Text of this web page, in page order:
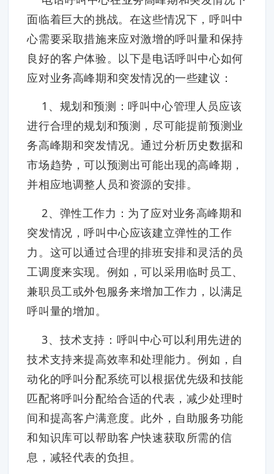
面临着巨大的挑战。在这些情况下，呼叫中
心需要采取措施来应对激增的呼叫量和保持
良好的客户体验。以下是电话呼叫中心如何
应对业务高峰期和突发情况的一些建议：
1、规划和预测：呼叫中心管理人员应该
进行合理的规划和预测，尽可能提前预测业
务高峰期和突发情况。通过分析历史数据和
市场趋势，可以预测出可能出现的高峰期，
并相应地调整人员和资源的安排。
2、弹性工作力：为了应对业务高峰期和
突发情况，呼叫中心应该建立弹性的工作
力。这可以通过合理的排班安排和灵活的员
工调度来实现。例如，可以采用临时员工、
兼职员工或外包服务来增加工作力，以满足
呼叫量的增加。
3、技术支持：呼叫中心可以利用先进的
技术支持来提高效率和处理能力。例如，自
动化的呼叫分配系统可以根据优先级和技能
匹配将呼叫分配给合适的代表，减少处理时
间和提高客户满意度。此外，自助服务功能
和知识库可以帮助客户快速获取所需的信
息，减轻代表的负担。